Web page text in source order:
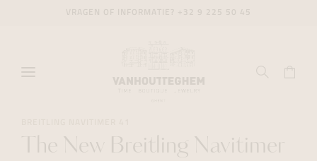
The New Breitling Navitimer